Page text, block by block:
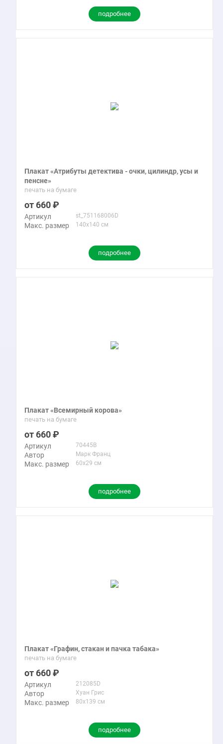
подробнее
Плакат «Атрибуты детектива - очки, цилиндр, усы и
пенсне»
печать на бумаге
660
Артикул st_751168006D
Макс. размер 140x140 см
подробнее
Плакат «Всемирный корова»
печать на бумаге
660
Артикул 70445B
Автор Марк Франц
Макс. размер 60x29 см
подробнее
Плакат «Графин, стакан и пачка табака»
печать на бумаге
660
Артикул 212085D
Автор Хуан Грис
Макс. размер 80x139 см
подробнее